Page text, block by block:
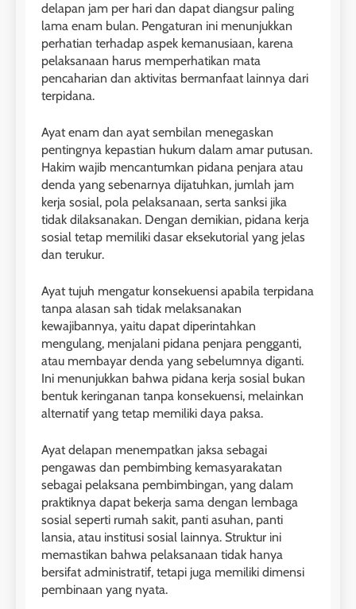
delapan jam per hari dan dapat diangsur paling
lama enam bulan. Pengaturan ini menunjukkan
perhatian terhadap aspek kemanusiaan, karena
pelaksanaan harus memperhatikan mata
pencaharian dan aktivitas bermanfaat lainnya dari
terpidana.
Ayat enam dan ayat sembilan menegaskan
pentingnya kepastian hukum dalam amar putusan.
Hakim wajib mencantumkan pidana penjara atau
denda yang sebenarnya dijatuhkan, jumlah jam
kerja sosial, pola pelaksanaan, serta sanksi jika
tidak dilaksanakan. Dengan demikian, pidana kerja
sosial tetap memiliki dasar eksekutorial yang jelas
dan terukur.
Ayat tujuh mengatur konsekuensi apabila terpidana
tanpa alasan sah tidak melaksanakan
kewajibannya, yaitu dapat diperintahkan
mengulang, menjalani pidana penjara pengganti,
atau membayar denda yang sebelumnya diganti.
Ini menunjukkan bahwa pidana kerja sosial bukan
bentuk keringanan tanpa konsekuensi, melainkan
alternatif yang tetap memiliki daya paksa.
Ayat delapan menempatkan jaksa sebagai
pengawas dan pembimbing kemasyarakatan
sebagai pelaksana pembimbingan, yang dalam
praktiknya dapat bekerja sama dengan lembaga
sosial seperti rumah sakit, panti asuhan, panti
lansia, atau institusi sosial lainnya. Struktur ini
memastikan bahwa pelaksanaan tidak hanya
bersifat administratif, tetapi juga memiliki dimensi
pembinaan yang nyata.